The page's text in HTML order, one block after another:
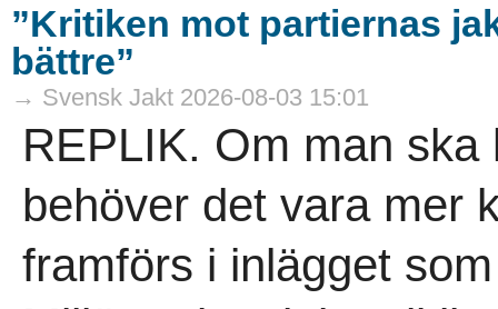
”Kritiken mot partiernas
bättre”
→ Svensk Jakt 2026-08-03 15:01
REPLIK. Om man
behöver det vara mer
framförs i inlägget